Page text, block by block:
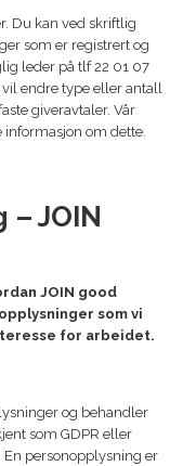
Du kan ved skriftlig
som er registrert og
leder på tlf 22 01 07
endre type eller antall
giveravtaler. Vår
om dette.
JOIN
JOIN good
som vi
for arbeidet.
og behandler
som GDPR eller
personopplysning er